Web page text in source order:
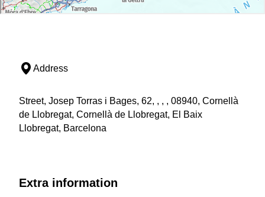
Address
Street, Josep Torras i Bages, 62, , , , 08940, Cornellà
de Llobregat, Cornellà de Llobregat, El Baix
Llobregat, Barcelona
Extra information